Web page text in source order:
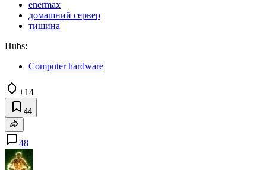
enermax
домашний сервер
тишина
Hubs:
Computer hardware
+14
44
48